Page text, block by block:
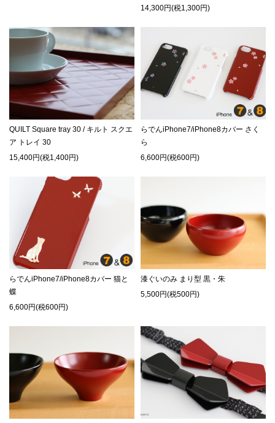
14,300円(税1,300円)
QUILT Square tray 30 / キルト スクエ
ア トレイ 30
15,400円(税1,400円)
らでんiPhone7/iPhone8カバー さく
ら
6,600円(税600円)
らでんiPhone7/iPhone8カバー 猫と
蝶
6,600円(税600円)
漆ぐいのみ まり型 黒・朱
5,500円(税500円)